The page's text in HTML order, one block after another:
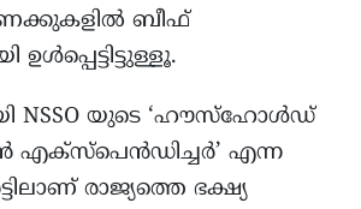
ബീഫ്
ഉൾപ്പെട്ടിട്ടുള്ളൂ.
NSSO യുടെ ‘ഹൗസ്ഹോൾഡ്
എന്ന
രാജ്യത്തെ ഭക്ഷ്യ